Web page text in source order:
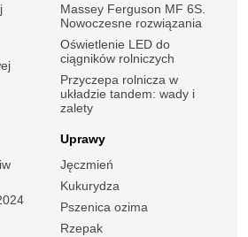
Massey Ferguson MF 6S.
Nowoczesne rozwiązania
Oświetlenie LED do
ciągników rolniczych
Przyczepa rolnicza w
układzie tandem: wady i
zalety
Uprawy
Jęczmień
Kukurydza
Pszenica ozima
Rzepak